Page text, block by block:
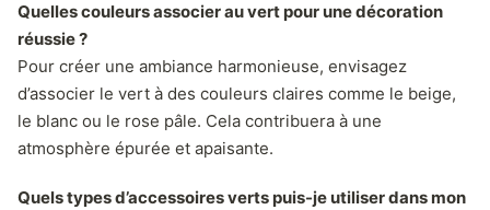
Quelles couleurs associer au vert pour une décoration
réussie ?
Pour créer une ambiance harmonieuse, envisagez
d’associer le vert à des couleurs claires comme le beige,
le blanc ou le rose pâle. Cela contribuera à une
atmosphère épurée et apaisante.
Quels types d’accessoires verts puis-je utiliser dans mon